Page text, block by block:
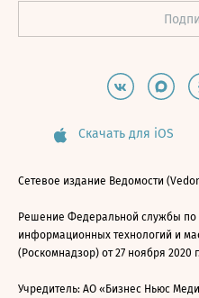
Скачать для iOS
Сетевое издание Ведомости
Решение Федеральной службы по
информационных технологий и
(Роскомнадзор) от 27 ноября 2020
Учредитель: АО «Бизнес Ньюс